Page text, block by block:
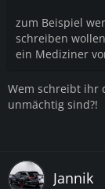
zum Beispiel
schreiben
ein Mediziner
Wem schreibt ihr
unmächtig sind?!
Jannik